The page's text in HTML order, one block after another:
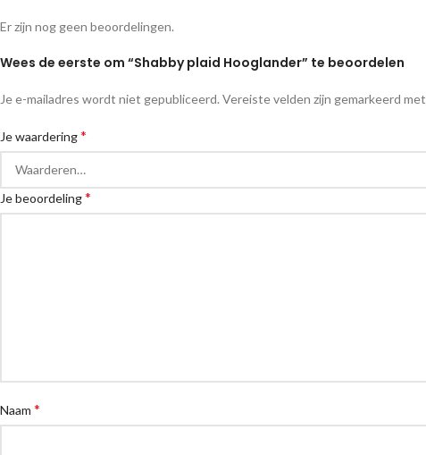
Er zijn nog geen beoordelingen.
Wees de eerste om “Shabby plaid Hooglander” te beoordelen
Je e-mailadres wordt niet gepubliceerd. Vereiste velden zijn gemarkeerd met
Je waardering*
Je beoordeling*
Naam *